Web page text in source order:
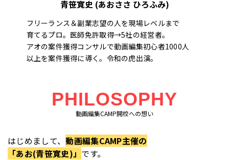
青笹寛史 (あおささ ひろふみ)
フリーランス＆副業志望の人を現場レベルまで
育てるプロ。医師免許取得→5社の経営者。
アオの案件獲得コンサルで動画編集初心者1000人
以上を案件獲得に導く。令和の虎出演。
PHILOSOPHY
動画編集CAMP開校への想い
はじめまして、動画編集CAMP主催の
「あお(青笹寛史)」 です。